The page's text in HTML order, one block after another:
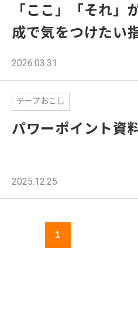
「ここ」「それ
成で気をつけたい
2026.03.31
テープおこし
パワーポイント資
2025.12.25
1